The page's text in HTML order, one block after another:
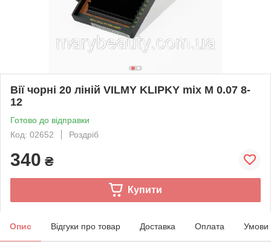
Вії чорні 20 ліній VILMY KLIPKY mix M 0.07 8-
12
Готово до відправки
Код: 02652
Роздріб
340 ₴
Купити
Опис Відгуки про товар Доставка Оплата Умови